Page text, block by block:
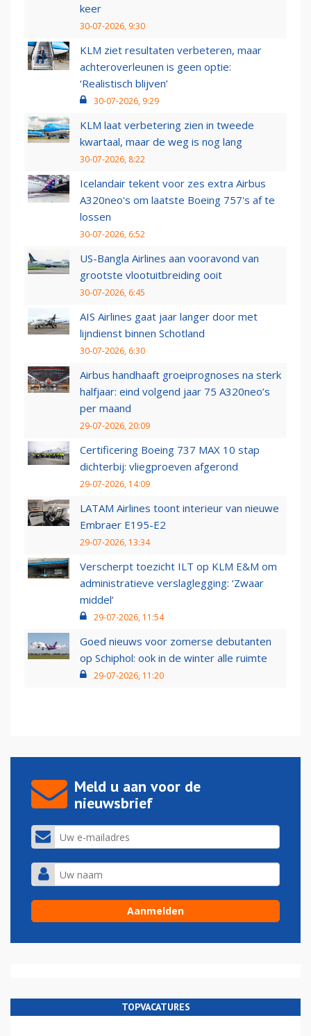
keer
30-07-2026, 9:30
KLM ziet resultaten verbeteren, maar
achteroverleunen is geen optie:
‘Realistisch blijven’
30-07-2026, 9:29
KLM laat verbetering zien in tweede
kwartaal, maar de weg is nog lang
30-07-2026, 8:22
Icelandair tekent voor zes extra Airbus
A320neo's om laatste Boeing 757's af te
lossen
30-07-2026, 6:52
US-Bangla Airlines aan vooravond van
grootste vlootuitbreiding ooit
30-07-2026, 6:45
AIS Airlines gaat jaar langer door met
lijndienst binnen Schotland
30-07-2026, 6:30
Airbus handhaaft groeiprognoses na sterk
halfjaar: eind volgend jaar 75 A320neo’s
per maand
29-07-2026, 20:09
Certificering Boeing 737 MAX 10 stap
dichterbij: vliegproeven afgerond
29-07-2026, 14:09
LATAM Airlines toont interieur van nieuwe
Embraer E195-E2
29-07-2026, 13:34
Verscherpt toezicht ILT op KLM E&M om
administratieve verslaglegging: ‘Zwaar
middel’
29-07-2026, 11:54
Goed nieuws voor zomerse debutanten
op Schiphol: ook in de winter alle ruimte
29-07-2026, 11:20
Meld u aan voor de
nieuwsbrief
TOPVACATURES